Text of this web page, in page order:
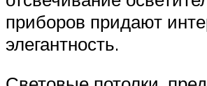
приборов придают
элегантность.